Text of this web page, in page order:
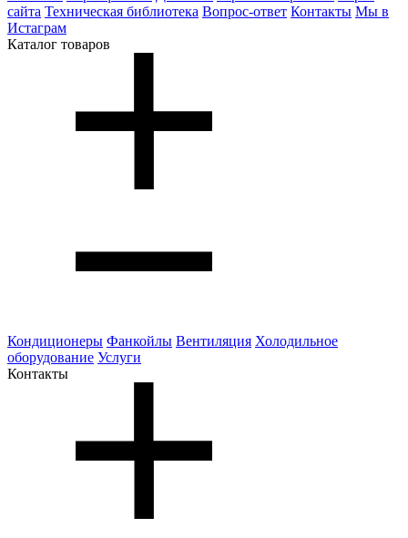
сайта Техническая библиотека Вопрос-ответ Контакты Мы в
Истаграм
Каталог товаров
Кондиционеры Фанкойлы Вентиляция Холодильное
оборудование Услуги
Контакты